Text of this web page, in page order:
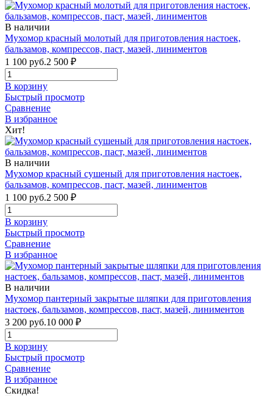
В наличии
Мухомор красный молотый для приготовления настоек,
бальзамов, компрессов, паст, мазей, линиментов
1 100 руб.2 500 ₽
В корзину
Быстрый просмотр
Сравнение
В избранное
Хит!
В наличии
Мухомор красный сушеный для приготовления настоек,
бальзамов, компрессов, паст, мазей, линиментов
1 100 руб.2 500 ₽
В корзину
Быстрый просмотр
Сравнение
В избранное
В наличии
Мухомор пантерный закрытые шляпки для приготовления
настоек, бальзамов, компрессов, паст, мазей, линиментов
3 200 руб.10 000 ₽
В корзину
Быстрый просмотр
Сравнение
В избранное
Скидка!